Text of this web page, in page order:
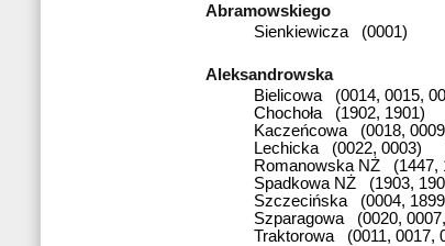
Abramowskiego
Sienkiewicza (0001)
Aleksandrowska
Bielicowa (0014, 0015,
Chochoła (1902, 1901)
Kaczeńcowa (0018,
Lechicka (0022, 0003)
Romanowska NŻ (1447,
Spadkowa NŻ (1903,
Szczecińska (0004,
Szparagowa (0020,
Traktorowa (0011, 0017,